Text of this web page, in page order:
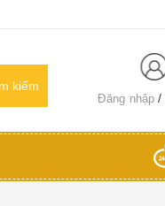
Đăng nhập